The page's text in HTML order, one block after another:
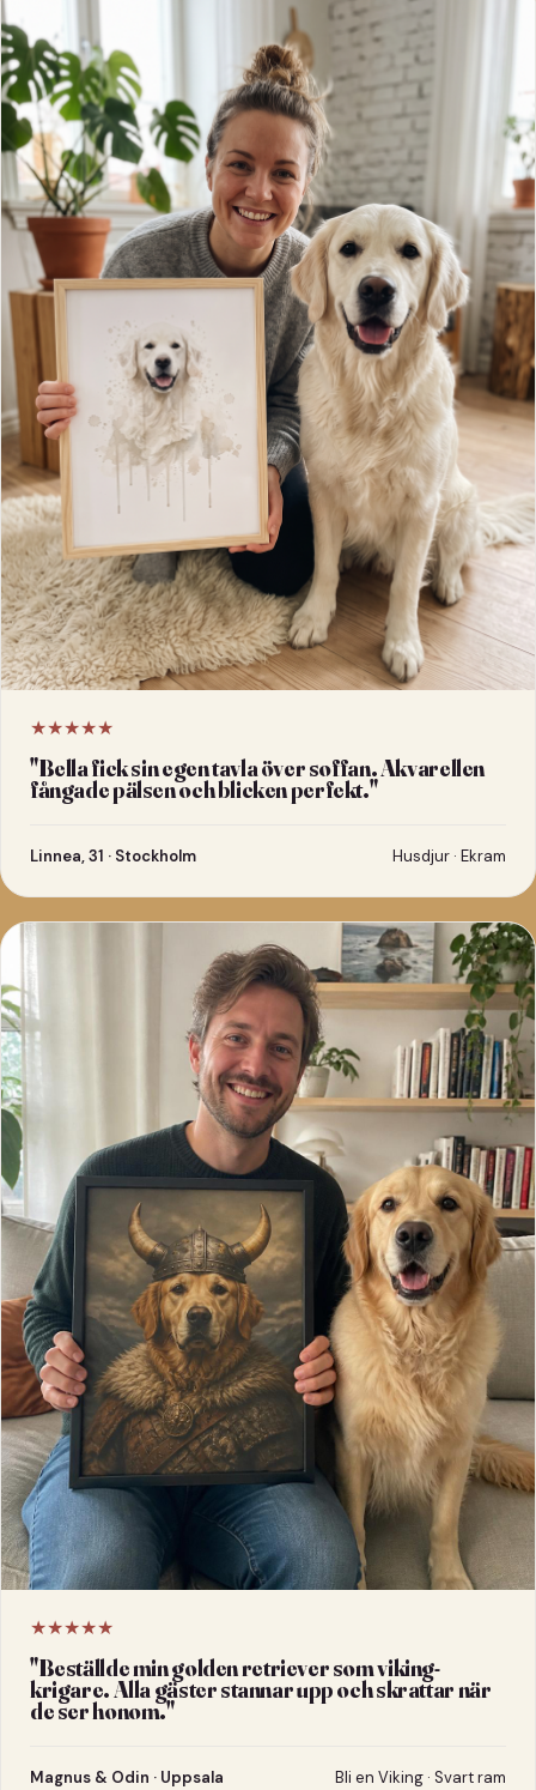
★★★★★
"Bella fick sin egen tavla över soffan. Akvarellen
fångade pälsen och blicken perfekt."
Linnea, 31 · Stockholm Husdjur · Ekram
★★★★★
"Beställde min golden retriever som viking-
krigare. Alla gäster stannar upp och skrattar när
de ser honom."
Magnus & Odin · Uppsala Bli en Viking · Svart ram